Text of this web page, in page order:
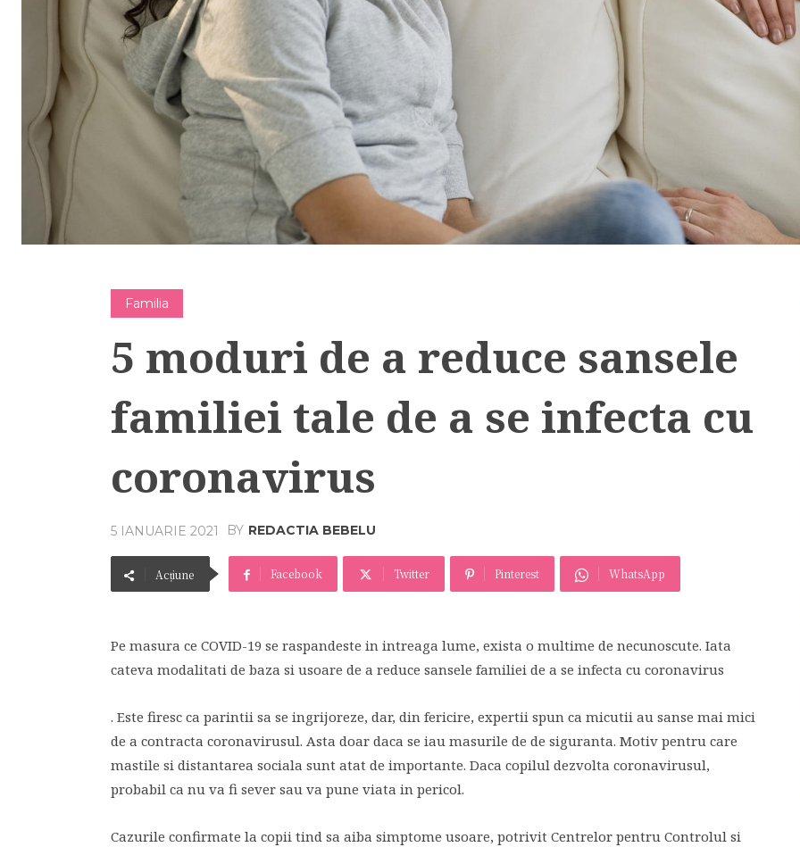
Familia
5 moduri de a reduce sansele
familiei tale de a se infecta cu
coronavirus
5 IANUARIE 2021 BY REDACTIA BEBELU
Acțiune Facebook Twitter Pinterest WhatsApp
Pe masura ce COVID-19 se raspandeste in intreaga lume, exista o multime de necunoscute. Iata
cateva modalitati de baza si usoare de a reduce sansele familiei de a se infecta cu coronavirus
. Este firesc ca parintii sa se ingrijoreze, dar, din fericire, expertii spun ca micutii au sanse mai mici
de a contracta coronavirusul. Asta doar daca se iau masurile de de siguranta. Motiv pentru care
mastile si distantarea sociala sunt atat de importante. Daca copilul dezvolta coronavirusul,
probabil ca nu va fi sever sau va pune viata in pericol.
Cazurile confirmate la copii tind sa aiba simptome usoare, potrivit Centrelor pentru Controlul si